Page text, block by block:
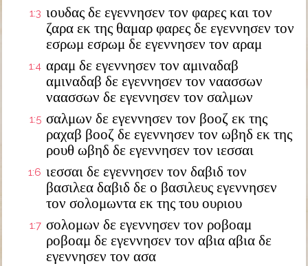
1:3 ιουδας δε εγεννησεν τον φαρες και τον
ζαρα εκ της θαμαρ φαρες δε εγεννησεν τον
εσρωμ εσρωμ δε εγεννησεν τον αραμ
1:4 αραμ δε εγεννησεν τον αμιναδαβ
αμιναδαβ δε εγεννησεν τον ναασσων
ναασσων δε εγεννησεν τον σαλμων
1:5 σαλμων δε εγεννησεν τον βοοζ εκ της
ραχαβ βοοζ δε εγεννησεν τον ωβηδ εκ της
ρουθ ωβηδ δε εγεννησεν τον ιεσσαι
1:6 ιεσσαι δε εγεννησεν τον δαβιδ τον
βασιλεα δαβιδ δε ο βασιλευς εγεννησεν
τον σολομωντα εκ της του ουριου
1:7 σολομων δε εγεννησεν τον ροβοαμ
ροβοαμ δε εγεννησεν τον αβια αβια δε
εγεννησεν τον ασα